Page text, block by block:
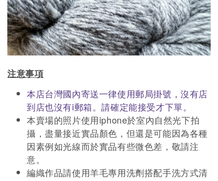
注意事項
本店台灣國內寄送一律使用郵局掛號，沒有店
到店也沒有i郵箱。請確定能接受才下單。
本賣場的照片使用iphone於室內自然光下拍
攝，盡量接近實品顏色，但還是可能因為各種
因素例如光線而於實品有些微色差，敬請注
意。
編織作品請使用羊毛專用洗劑搭配手洗方式清